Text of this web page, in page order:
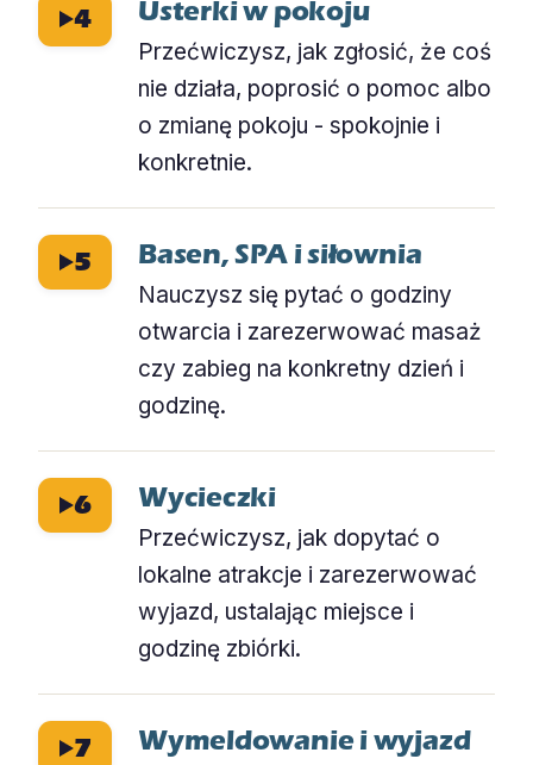
4 Usterki w pokoju
Przećwiczysz, jak zgłosić, że coś
nie działa, poprosić o pomoc albo
o zmianę pokoju - spokojnie i
konkretnie.
5 Basen, SPA i siłownia
Nauczysz się pytać o godziny
otwarcia i zarezerwować masaż
czy zabieg na konkretny dzień i
godzinę.
6 Wycieczki
Przećwiczysz, jak dopytać o
lokalne atrakcje i zarezerwować
wyjazd, ustalając miejsce i
godzinę zbiórki.
7 Wymeldowanie i wyjazd